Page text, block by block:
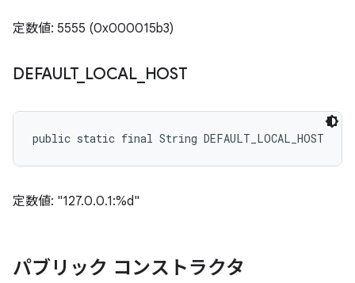
定数値: 5555 (0x000015b3)
DEFAULT_ LOCAL_ HOST
public static final String DEFAULT_LOCAL_HOST
定数値: "127.0.0.1:%d"
パブリック コンストラクタ